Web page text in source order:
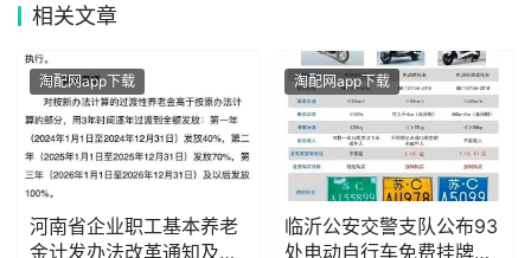
相关文章
淘配网app下载
河南省企业职工基本养老
金计发办法改革通知及实
淘配网app下载
临沂公安交警支队公布93
处电动自行车免费挂牌